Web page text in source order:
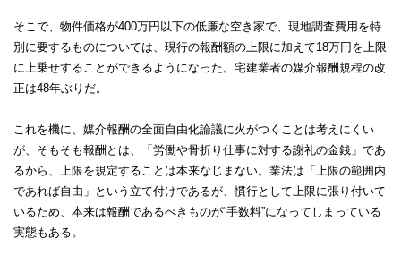
そこで、物件価格が400万円以下の低廉な空き家で、現地調査費用を特
別に要するものについては、現行の報酬額の上限に加えて18万円を上限
に上乗せすることができるようになった。宅建業者の媒介報酬規程の改
正は48年ぶりだ。
これを機に、媒介報酬の全面自由化論議に火がつくことは考えにくい
が、そもそも報酬とは、「労働や骨折り仕事に対する謝礼の金銭」であ
るから、上限を規定することは本来なじまない。業法は「上限の範囲内
であれば自由」という立て付けであるが、慣行として上限に張り付いて
いるため、本来は報酬であるべきものが“手数料”になってしまっている
実態もある。